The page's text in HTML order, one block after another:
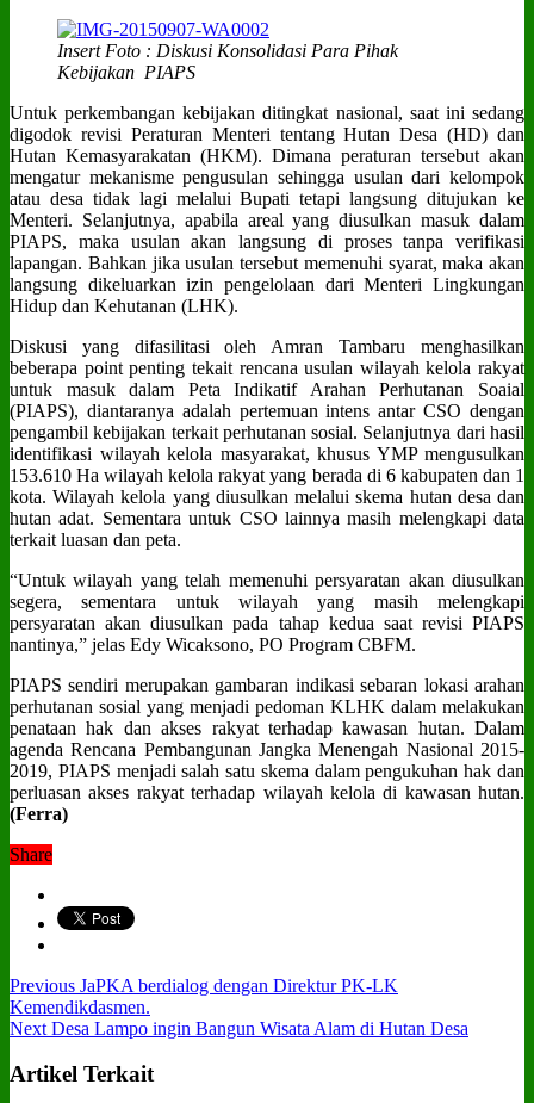
Insert Foto : Diskusi Konsolidasi Para Pihak
Kebijakan PIAPS
Untuk perkembangan kebijakan ditingkat nasional, saat ini sedang
digodok revisi Peraturan Menteri tentang Hutan Desa (HD) dan
Hutan Kemasyarakatan (HKM). Dimana peraturan tersebut akan
mengatur mekanisme pengusulan sehingga usulan dari kelompok
atau desa tidak lagi melalui Bupati tetapi langsung ditujukan ke
Menteri. Selanjutnya, apabila areal yang diusulkan masuk dalam
PIAPS, maka usulan akan langsung di proses tanpa verifikasi
lapangan. Bahkan jika usulan tersebut memenuhi syarat, maka akan
langsung dikeluarkan izin pengelolaan dari Menteri Lingkungan
Hidup dan Kehutanan (LHK).
Diskusi yang difasilitasi oleh Amran Tambaru menghasilkan
beberapa point penting tekait rencana usulan wilayah kelola rakyat
untuk masuk dalam Peta Indikatif Arahan Perhutanan Soaial
(PIAPS), diantaranya adalah pertemuan intens antar CSO dengan
pengambil kebijakan terkait perhutanan sosial. Selanjutnya dari hasil
identifikasi wilayah kelola masyarakat, khusus YMP mengusulkan
153.610 Ha wilayah kelola rakyat yang berada di 6 kabupaten dan 1
kota. Wilayah kelola yang diusulkan melalui skema hutan desa dan
hutan adat. Sementara untuk CSO lainnya masih melengkapi data
terkait luasan dan peta.
“Untuk wilayah yang telah memenuhi persyaratan akan diusulkan
segera, sementara untuk wilayah yang masih melengkapi
persyaratan akan diusulkan pada tahap kedua saat revisi PIAPS
nantinya,” jelas Edy Wicaksono, PO Program CBFM.
PIAPS sendiri merupakan gambaran indikasi sebaran lokasi arahan
perhutanan sosial yang menjadi pedoman KLHK dalam melakukan
penataan hak dan akses rakyat terhadap kawasan hutan. Dalam
agenda Rencana Pembangunan Jangka Menengah Nasional 2015-
2019, PIAPS menjadi salah satu skema dalam pengukuhan hak dan
perluasan akses rakyat terhadap wilayah kelola di kawasan hutan.
(Ferra)
Share
Previous JaPKA berdialog dengan Direktur PK-LK
Kemendikdasmen.
Next Desa Lampo ingin Bangun Wisata Alam di Hutan Desa
Artikel Terkait